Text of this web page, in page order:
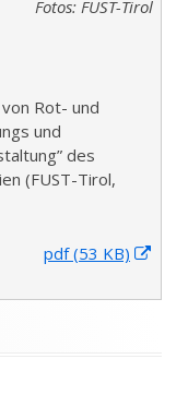
Fotos: FUST-Tirol
Rot- und
und
des
(FUST-Tirol,
pdf (53 KB)
n